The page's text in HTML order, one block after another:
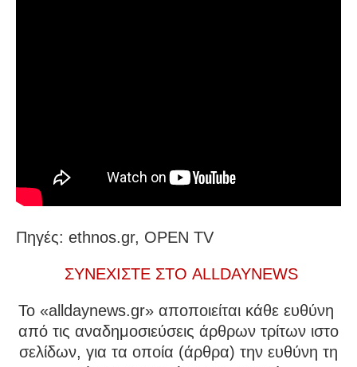
Πηγές: ethnos.gr, OPEN TV
ΣΥΝΕΧΙΣΤΕ ΣΤΟ ALLDAYNEWS
To «alldaynews.gr» αποποιείται κάθε ευθύνη
από τις αναδημοσιεύσεις άρθρων τρίτων ιστο
σελίδων, για τα οποία (άρθρα) την ευθύνη τη